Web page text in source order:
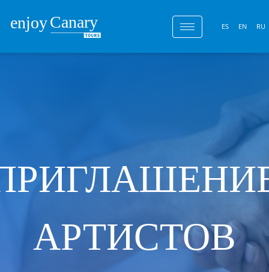
ES EN RU
АРТИСТОВ